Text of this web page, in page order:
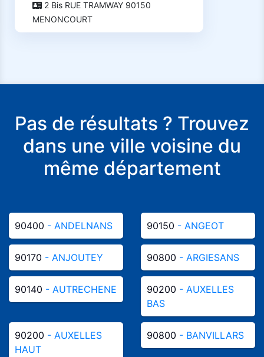
2 Bis RUE TRAMWAY 90150
MENONCOURT
Pas de résultats ? Trouvez
dans une ville voisine du
même département
90400 - ANDELNANS 90150 - ANGEOT
90170 - ANJOUTEY 90800 - ARGIESANS
90140 - AUTRECHENE 90200 - AUXELLES
BAS
90200 - AUXELLES
HAUT
90800 - BANVILLARS